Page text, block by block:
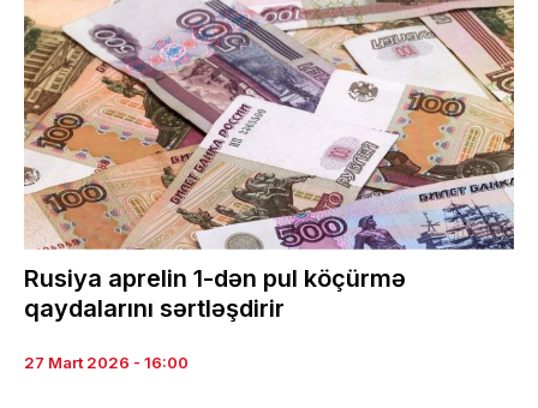
Rusiya aprelin 1-dən pul köçürmə
qaydalarını sərtləşdirir
27 Mart 2026 - 16:00